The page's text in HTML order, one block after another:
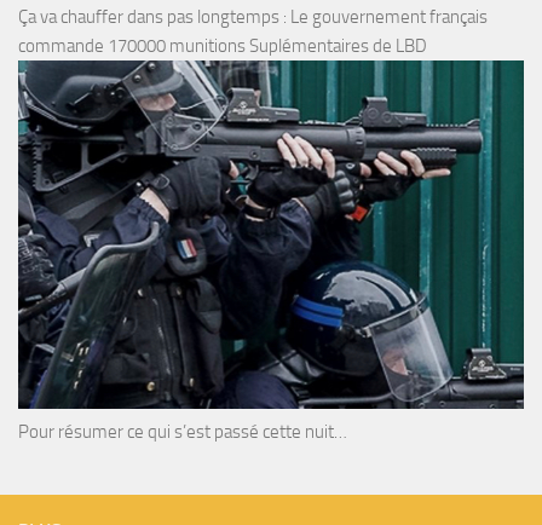
Ça va chauffer dans pas longtemps : Le gouvernement français
commande 170000 munitions Suplémentaires de LBD
Pour résumer ce qui s’est passé cette nuit…